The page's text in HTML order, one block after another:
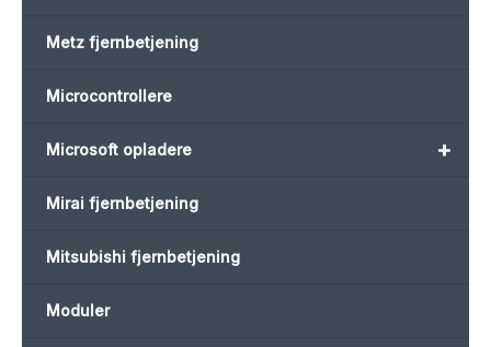
Metz fjernbetjening
Microcontrollere
+
Microsoft opladere
Mirai fjernbetjening
Mitsubishi fjernbetjening
Moduler